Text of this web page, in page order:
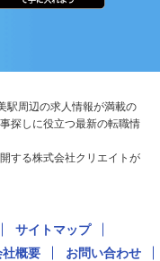
駅周辺の求人情報が満載の
探しに役立つ最新の転職情
する株式会社クリエイトが
サイトマップ
社概要 お問い合わせ